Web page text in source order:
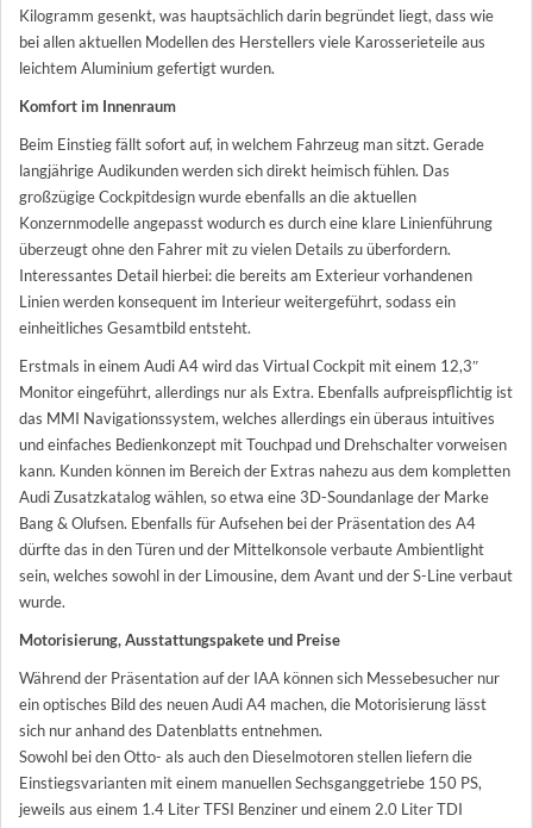
Kilogramm gesenkt, was hauptsächlich darin begründet liegt, dass wie
bei allen aktuellen Modellen des Herstellers viele Karosserieteile aus
leichtem Aluminium gefertigt wurden.
Komfort im Innenraum
Beim Einstieg fällt sofort auf, in welchem Fahrzeug man sitzt. Gerade
langjährige Audikunden werden sich direkt heimisch fühlen. Das
großzügige Cockpitdesign wurde ebenfalls an die aktuellen
Konzernmodelle angepasst wodurch es durch eine klare Linienführung
überzeugt ohne den Fahrer mit zu vielen Details zu überfordern.
Interessantes Detail hierbei: die bereits am Exterieur vorhandenen
Linien werden konsequent im Interieur weitergeführt, sodass ein
einheitliches Gesamtbild entsteht.
Erstmals in einem Audi A4 wird das Virtual Cockpit mit einem 12,3″
Monitor eingeführt, allerdings nur als Extra. Ebenfalls aufpreispflichtig ist
das MMI Navigationssystem, welches allerdings ein überaus intuitives
und einfaches Bedienkonzept mit Touchpad und Drehschalter vorweisen
kann. Kunden können im Bereich der Extras nahezu aus dem kompletten
Audi Zusatzkatalog wählen, so etwa eine 3D-Soundanlage der Marke
Bang & Olufsen. Ebenfalls für Aufsehen bei der Präsentation des A4
dürfte das in den Türen und der Mittelkonsole verbaute Ambientlight
sein, welches sowohl in der Limousine, dem Avant und der S-Line verbaut
wurde.
Motorisierung, Ausstattungspakete und Preise
Während der Präsentation auf der IAA können sich Messebesucher nur
ein optisches Bild des neuen Audi A4 machen, die Motorisierung lässt
sich nur anhand des Datenblatts entnehmen.
Sowohl bei den Otto- als auch den Dieselmotoren stellen liefern die
Einstiegsvarianten mit einem manuellen Sechsganggetriebe 150 PS,
jeweils aus einem 1.4 Liter TFSI Benziner und einem 2.0 Liter TDI